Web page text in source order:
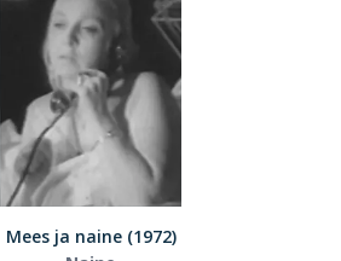
Mees ja naine (1972)